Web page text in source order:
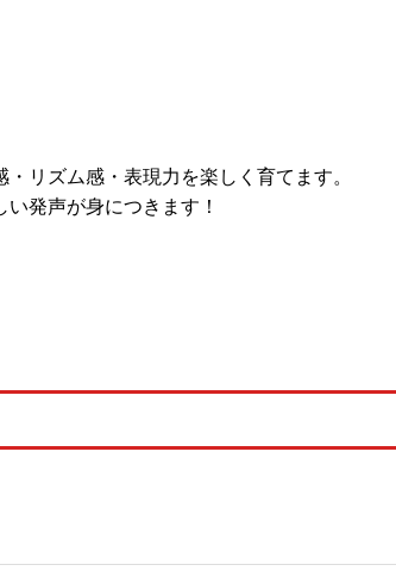
リズム感・表現力を楽しく育てます。
発声が身につきます！